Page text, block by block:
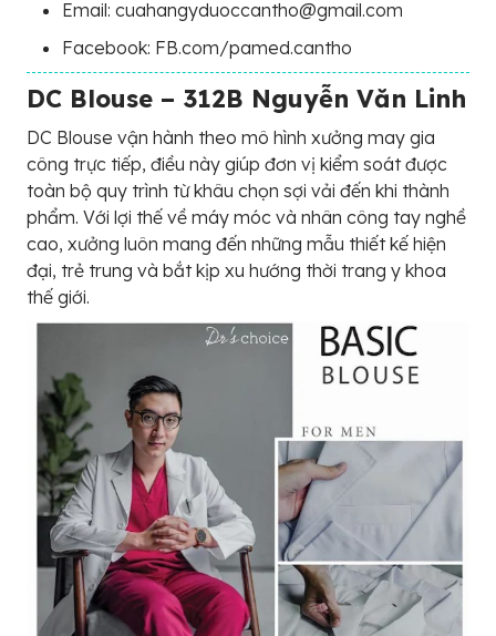
Email: cuahangyduoccantho@gmail.com
Facebook: FB.com/pamed.cantho
DC Blouse – 312B Nguyễn Văn Linh
DC Blouse vận hành theo mô hình xưởng may gia
công trực tiếp, điều này giúp đơn vị kiểm soát được
toàn bộ quy trình từ khâu chọn sợi vải đến khi thành
phẩm. Với lợi thế về máy móc và nhân công tay nghề
cao, xưởng luôn mang đến những mẫu thiết kế hiện
đại, trẻ trung và bắt kịp xu hướng thời trang y khoa
thế giới.